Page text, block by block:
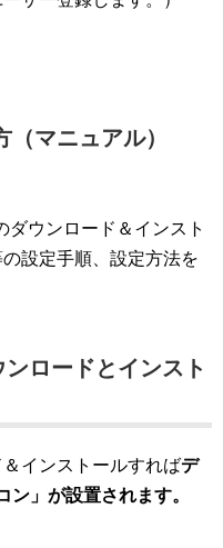
（マニュアル）
ダウンロード＆インスト
設定手順、設定方法を
ロードとインスト
インストールすればデ
」が設置されます。